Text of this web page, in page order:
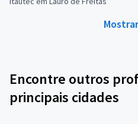
Encontre outros
principais cidades